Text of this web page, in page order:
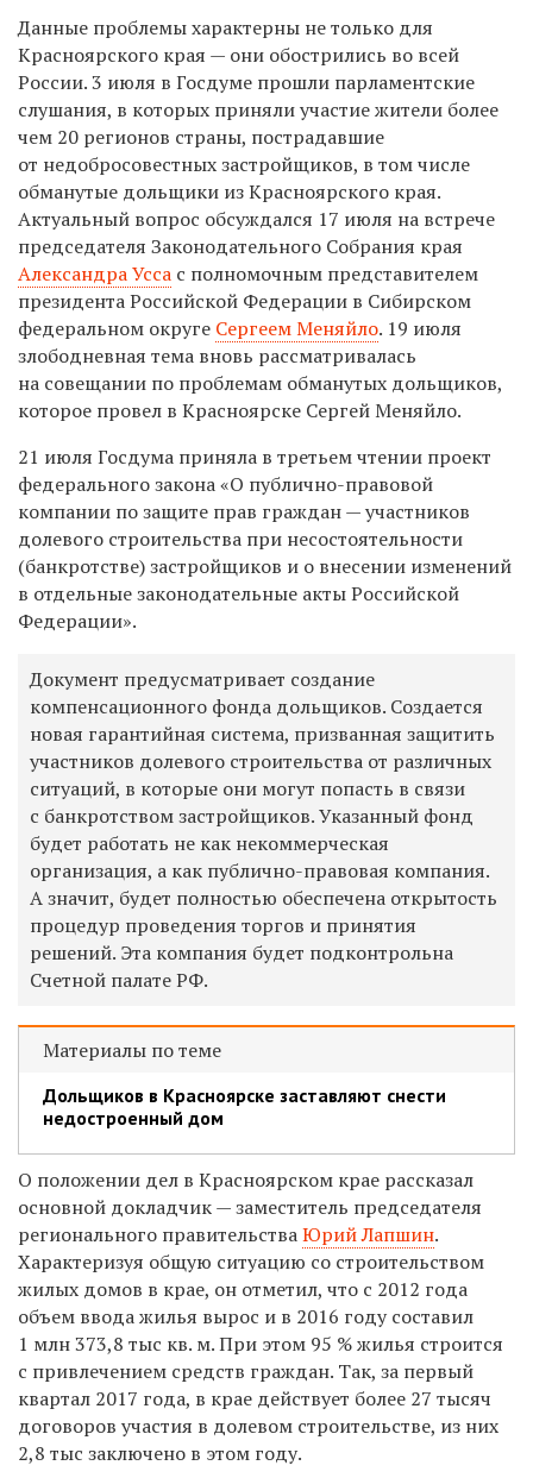
Данные проблемы характерны не только для
Красноярского края — они обострились во всей
России. 3 июля в Госдуме прошли парламентские
слушания, в которых приняли участие жители более
чем 20 регионов страны, пострадавшие
от недобросовестных застройщиков, в том числе
обманутые дольщики из Красноярского края.
Актуальный вопрос обсуждался 17 июля на встрече
председателя Законодательного Собрания края
Александра Усса с полномочным представителем
президента Российской Федерации в Сибирском
федеральном округе Сергеем Меняйло. 19 июля
злободневная тема вновь рассматривалась
на совещании по проблемам обманутых дольщиков,
которое провел в Красноярске Сергей Меняйло.
21 июля Госдума приняла в третьем чтении проект
федерального закона «О публично-правовой
компании по защите прав граждан — участников
долевого строительства при несостоятельности
(банкротстве) застройщиков и о внесении изменений
в отдельные законодательные акты Российской
Федерации».
Документ предусматривает создание
компенсационного фонда дольщиков. Создается
новая гарантийная система, призванная защитить
участников долевого строительства от различных
ситуаций, в которые они могут попасть в связи
с банкротством застройщиков. Указанный фонд
будет работать не как некоммерческая
организация, а как публично-правовая компания.
А значит, будет полностью обеспечена открытость
процедур проведения торгов и принятия
решений. Эта компания будет подконтрольна
Счетной палате РФ.
Материалы по теме
Дольщиков в Красноярске заставляют снести
недостроенный дом
О положении дел в Красноярском крае рассказал
основной докладчик — заместитель председателя
регионального правительстваЮрий Лапшин.
Характеризуя общую ситуацию со строительством
жилых домов в крае, он отметил, что с 2012 года
объем ввода жилья вырос и в 2016 году составил
1 млн 373,8 тыс кв. м. При этом 95 % жилья строится
с привлечением средств граждан. Так, за первый
квартал 2017 года, в крае действует более 27 тысяч
договоров участия в долевом строительстве, из них
2,8 тыс заключено в этом году.